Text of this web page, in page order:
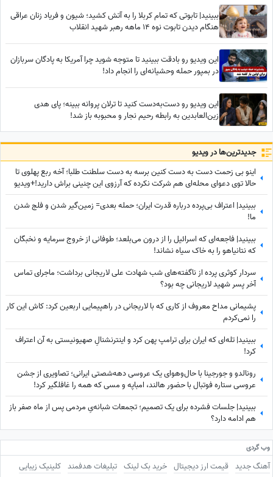
ببینید| تابوتی که تمام کربلا را به آتش کشید؛ شیون و فریاد زنان عراقی
هنگام دیدن تابوت نوه 14 ماهه رهبر شهید انقلاب
این ویدیو رو بادقت ببینید تا متوجه شوید چرا آمریکا به پادگان سربازان
در بمپور حمله وحشیانه‌ای را انجام داد!
این ویدیو رو دست‌به‌دست کنید تا ترلان پروانه ببینه؛ پای هدی
زین‌العابدین به رابطه رحیم نجار و محبوبه باز شد!
جدید‌ترین‌ها در ویدیو
اینو بی زحمت دست به دست کنین برسه به دست سلطنت طلبا؛ آخه ربع پهلوی تا
حالا توی دعوای محله‌ای هم شرکت نکرده که آرزوی این چنینی براش دارید!+ویدیو
ببینید| اعتراف بی‌پرده درباره قدرت ایران؛ حمله بعدی= زمین‌گیر شدن و فلج شدن
ما!
ببینید| فاجعه‌ای که اسرائیل را از درون می‌بلعد؛ طوفانی از خروج سرمایه و نخبگان
که نتانیاهو را به خاک سیاه نشاند!
سردار کوثری پرده از ناگفته‌های شب شهادت علی لاریجانی برداشت؛ ماجرای تماس
آخر پسر شهید لاریجانی چه بود؟
پشیمانی مداح معروف از کاری که با لاریجانی در راهپیمایی اربعین کرد: کاش این کار
را نمی‌کردم
ببینید| تله‌ای که ایران برای ترامپ پهن کرد و اینترنشنالِ صهیونیستی به آن اعتراف
کرد!
رونالدو و جورجینا با حال‌وهوای یک عروسی دهه‌شصتی ایرانی؛ تصاویری از جشن
عروسی ستاره فوتبال با حضور هالند، امباپه و مسی که همه را غافلگیر کرد!
ببینید| جلسات فشرده برای یک تصمیم؛ تجمعات شبانه‌یِ مردمی پس از ماه صفر باز
هم ادامه دارد؟
وب گردی
آهنگ جدید قیمت ارز دیجیتال خرید بک لینک تبلیغات هدفمند کلینیک زیبایی